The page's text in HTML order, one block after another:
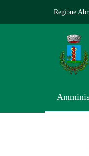
Regione